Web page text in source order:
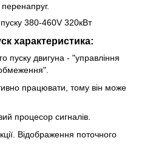
380-460V 320кВт
характеристика:
пуску двигуна - "управління
працювати, тому він може
процесор сигналів.
Відображення поточного